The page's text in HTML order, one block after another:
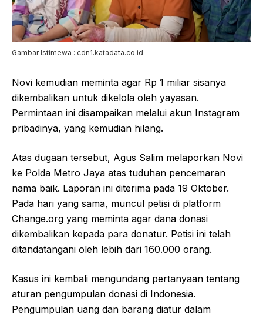
Gambar Istimewa : cdn1.katadata.co.id
Novi kemudian meminta agar Rp 1 miliar sisanya
dikembalikan untuk dikelola oleh yayasan.
Permintaan ini disampaikan melalui akun Instagram
pribadinya, yang kemudian hilang.
Atas dugaan tersebut, Agus Salim melaporkan Novi
ke Polda Metro Jaya atas tuduhan pencemaran
nama baik. Laporan ini diterima pada 19 Oktober.
Pada hari yang sama, muncul petisi di platform
Change.org yang meminta agar dana donasi
dikembalikan kepada para donatur. Petisi ini telah
ditandatangani oleh lebih dari 160.000 orang.
Kasus ini kembali mengundang pertanyaan tentang
aturan pengumpulan donasi di Indonesia.
Pengumpulan uang dan barang diatur dalam